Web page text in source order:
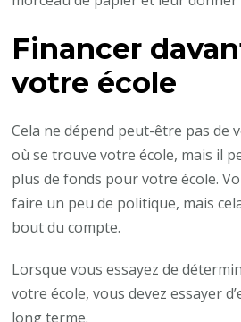
Financer
votre école
Cela ne dépend peut-être pas de
où se trouve votre école, mais il
plus de fonds pour votre école.
faire un peu de politique, mais
bout du compte.
Lorsque vous essayez de
votre école, vous devez essayer
long terme.